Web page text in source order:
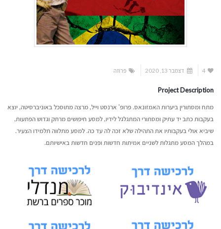
4 דצמבר 13, 2020 פרוזה
Project Description
מתח ומסתורין ביערות האמזונאס. פרופ' ארנסט וייל, מרצה מתוסכל באוניברסיטה, יוצא
בעקבות כתב יד עתיק ומסתורי המתגלגל לידיו, למסע חיפושים מרתק וגדוש הפתעות,
שיביא אולי בעקבותיו את התהילה שלא זכה לה עד כה. למסע מתלווה תלמידו הצעיר.
במהלך המסע מתגלות לשניים אמיתות חדשות ופנים חדשות באישיותם.